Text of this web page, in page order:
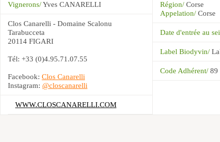
Vignerons/Yves CANARELLI
Clos Canarelli - Domaine Scalonu
Tarabucceta
20114 FIGARI
Tél: +33 (0)4.95.71.07.55
Facebook: Clos Canarelli
Instagram: @closcanarelli
WWW.CLOSCANARELLI.COM
Région/ Corse
Appelation/ Corse
Date d'entrée au
Label Biodyvin/
Code Adhérent/ 89